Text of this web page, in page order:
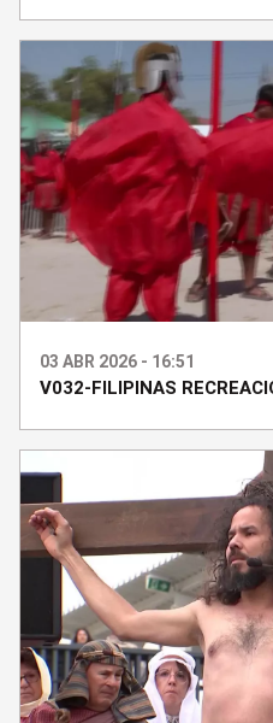
03 ABR 2026 - 16:51
V032-FILIPINAS